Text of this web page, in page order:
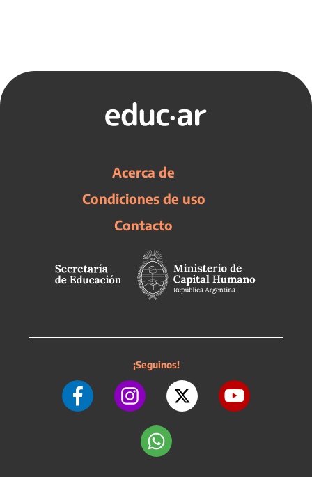
Acerca de
Condiciones de uso
Contacto
¡Seguinos!